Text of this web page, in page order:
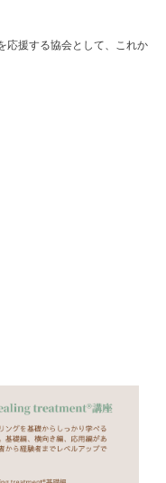
応援する協会として、これか